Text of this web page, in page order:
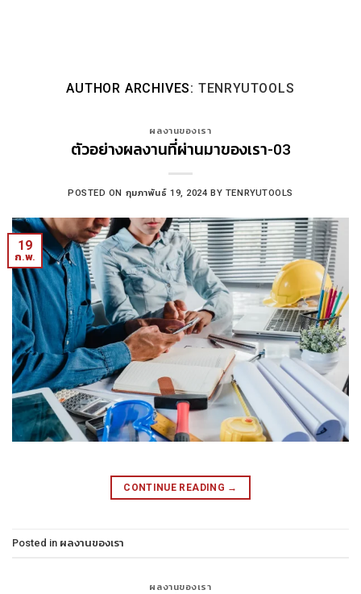
AUTHOR ARCHIVES: TENRYUTOOLS
ผลงานของเรา
ตัวอย่างผลงานที่ผ่านมาของเรา-03
POSTED ON กุมภาพันธ์ 19, 2024 BY TENRYUTOOLS
19
ก.พ.
CONTINUE READING →
Posted in ผลงานของเรา
ผลงานของเรา